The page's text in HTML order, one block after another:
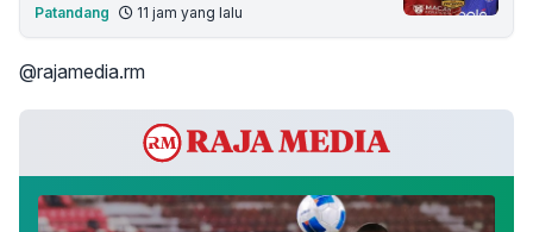
Patandang 11 jam yang lalu
@rajamedia.rm